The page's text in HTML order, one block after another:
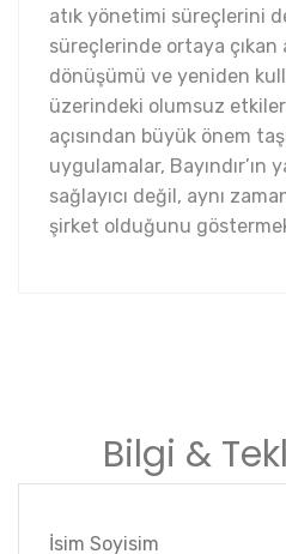
atık yönetimi süreçlerini
süreçlerinde ortaya çıkan
dönüşümü ve yeniden
üzerindeki olumsuz
açısından büyük önem
uygulamalar, Bayındır’ın
sağlayıcı değil, aynı
şirket olduğunu
Bilgi &